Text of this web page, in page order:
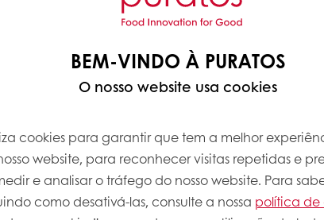
BEM-VINDO À PURATOS
O nosso website usa cookies
cookies para garantir que tem a melhor
website, para reconhecer visitas repetidas e
e analisar o tráfego do nosso website. Para
como desativá-las, consulte a nossa política de
Política de Privacidade
Condições Gerais de
Livro de Reclamações